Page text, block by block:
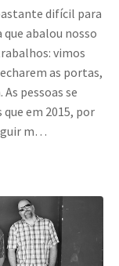
difícil para
abalou nosso
vimos
as portas,
pessoas se
em 2015, por
m…